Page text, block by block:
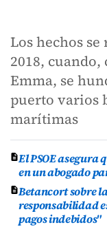
Los hechos
2018,
Emma, se
puerto varios
marítimas
El PSOE asegura
en un abogado
Betancort sobre
responsabilidad
pagos indebidos"